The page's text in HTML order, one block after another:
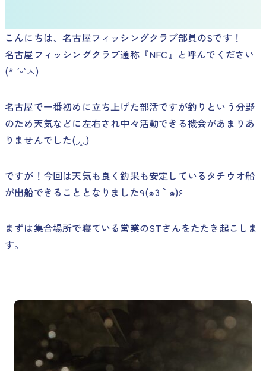
こんにちは、名古屋フィッシングクラブ部員のSです！
名古屋フィッシングクラブ通称『NFC』と呼んでください
(* ˊᵕˋㅅ)
名古屋で一番初めに立ち上げた部活ですが釣りという分野
のため天気などに左右され中々活動できる機会があまりあ
りませんでした(◞‸◟)
ですが！今回は天気も良く釣果も安定しているタチウオ船
が出船できることとなりました٩(๑´3｀๑)۶
まずは集合場所で寝ている営業のSTさんをたたき起こしま
す。